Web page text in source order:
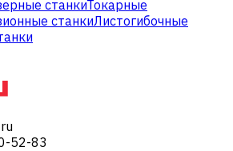
станкиТокарные
станкиЛистогибочные
52-83